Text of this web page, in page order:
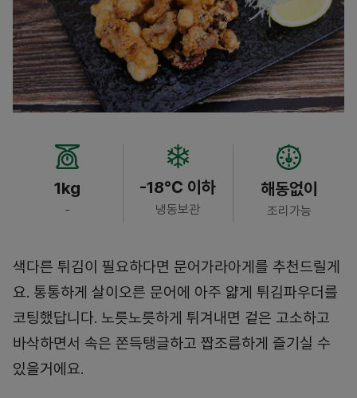
1kg
-
-18℃ 이하
냉동보관
해동없이
조리가능
색다른 튀김이 필요하다면 문어가라아게를 추천드릴게
요. 통통하게 살이오른 문어에 아주 얇게 튀김파우더를
코팅했답니다. 노릇노릇하게 튀겨내면 겉은 고소하고
바삭하면서 속은 쫀득탱글하고 짭조름하게 즐기실 수
있을거에요.